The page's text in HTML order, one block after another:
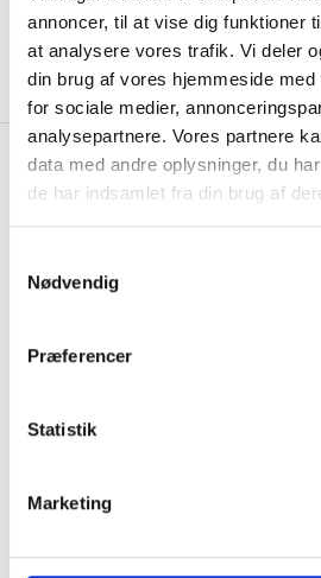
annoncer, til at vise dig funktioner
at analysere vores trafik. Vi deler
din brug af vores hjemmeside
for sociale medier,
analysepartnere. Vores partnere
data med andre oplysninger, du
de har indsamlet fra din brug af
Nødvendig
Præferencer
Statistik
Marketing
kolding@remien-ejendomme.dk
Detaljer
Energimærke
Møbleret